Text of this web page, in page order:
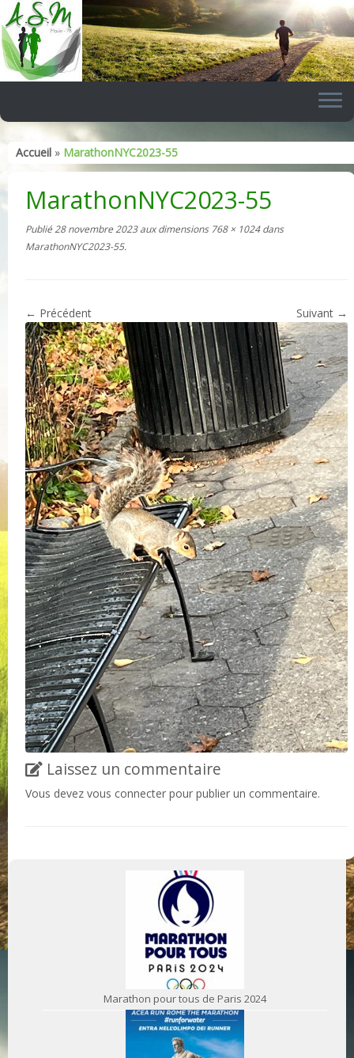
Skip
to
content
Accueil » MarathonNYC2023-55
MarathonNYC2023-55
Publié28 novembre 2023aux dimensions768 × 1024dans
MarathonNYC2023-55.
← Précédent Suivant →
Laissez un commentaire
Vous devez vous connecter pour publier un commentaire.
Marathon pour tous de Paris 2024